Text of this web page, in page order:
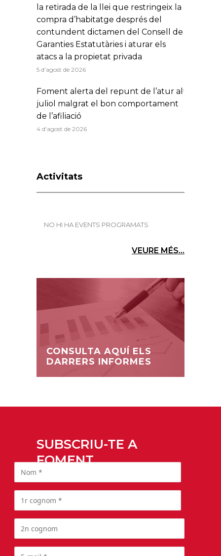
la retirada de la llei que restringeix la
compra d’habitatge després del
contundent dictamen del Consell de
Garanties Estatutàries i aturar els
atacs a la propietat privada
5 d'agost de 2026
Foment alerta del repunt de l’atur al
juliol malgrat el bon comportament
de l’afiliació
4 d'agost de 2026
Activitats
NO HI HA EVENTS PROGRAMATS
VEURE MÉS...
CONSULTA AQUÍ ELS
DARRERS INFORMES
SUBSCRIU-TE A
FOMENT